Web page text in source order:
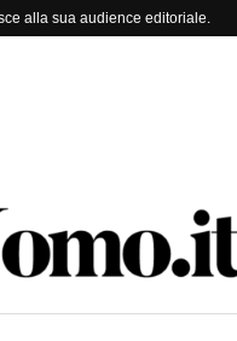
alla sua audience editoriale.